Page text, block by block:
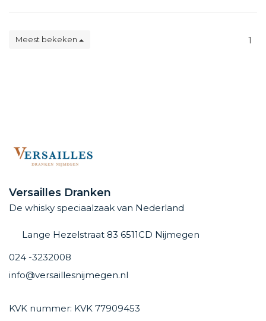
Meest bekeken 1
Versailles Dranken
De whisky speciaalzaak van Nederland
Lange Hezelstraat 83 6511CD Nijmegen
024 -3232008
info@versaillesnijmegen.nl
KVK nummer: KVK 77909453